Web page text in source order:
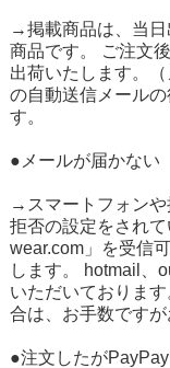
→掲載商品は、当
商品です。 ご注文
出荷いたします。
の自動送信メール
す。
●メールが届かない
→スマートフォン
拒否の設定をされ
wear.com」を受信
します。 hotmail、
いただいておりま
合は、お手数ですが
●注文したが